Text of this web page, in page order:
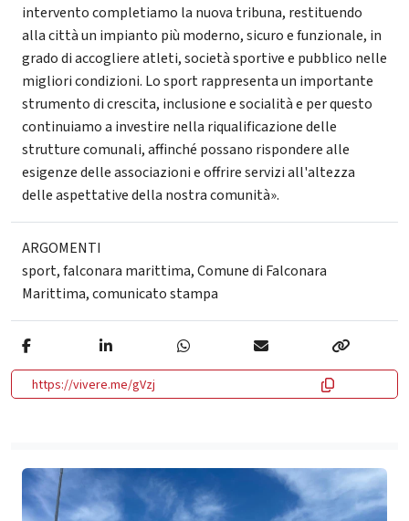
intervento completiamo la nuova tribuna, restituendo
alla città un impianto più moderno, sicuro e funzionale, in
grado di accogliere atleti, società sportive e pubblico nelle
migliori condizioni. Lo sport rappresenta un importante
strumento di crescita, inclusione e socialità e per questo
continuiamo a investire nella riqualificazione delle
strutture comunali, affinché possano rispondere alle
esigenze delle associazioni e offrire servizi all'altezza
delle aspettative della nostra comunità».
ARGOMENTI
sport,falconara marittima,Comune di Falconara
Marittima,comunicato stampa
https://vivere.me/gVzj